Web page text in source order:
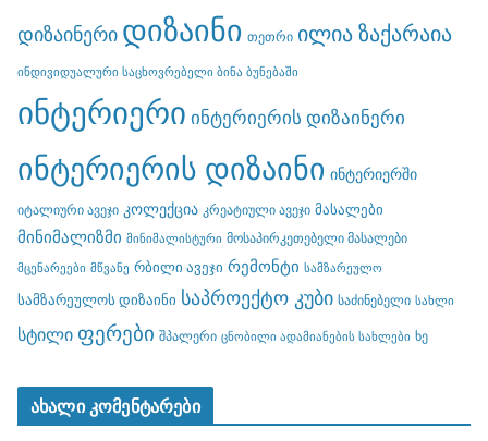
დიზაინერი დიზაინი თეთრი ილია ზაქარაია
ინდივიდუალური საცხოვრებელი ბინა ბუნებაში
ინტერიერი ინტერიერის დიზაინერი
ინტერიერის დიზაინი ინტერიერში
იტალიური ავეჯი კოლექცია კრეატიული ავეჯი მასალები
მინიმალიზმი მინიმალისტური მოსაპირკეთებელი მასალები
მცენარეები მწვანე რბილი ავეჯი რემონტი სამზარეულო
სამზარეულოს დიზაინი საპროექტო კუბი საძინებელი სახლი
სტილი ფერები შპალერი ცნობილი ადამიანების სახლები ხე
ახალი კომენტარები